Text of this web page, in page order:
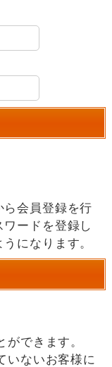
会員登録を行
ードを登録し
になります。
できます。
いないお客様に